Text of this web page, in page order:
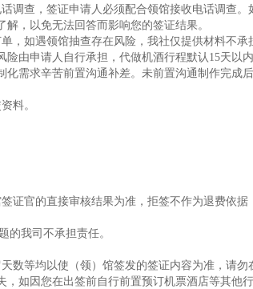
调查，签证申请人必须配合领馆接收电话调查
，以免无法回答而影响您的签证结果。
，如遇领馆抽查存在风险，我社仅提供材料不
由申请人自行承担，代做机酒行程默认15天以
需求辛苦前置沟通补差。未前置沟通制作完成
料。
证官的直接审核结果为准，拒签不作为退费依
的我司不承担责任。
数等均以使（领）馆签发的签证内容为准，请
如因您在出签前自行前置预订机票酒店等其他